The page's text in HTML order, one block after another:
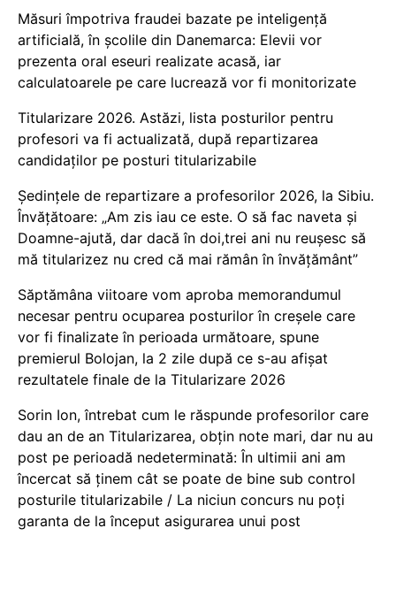
Măsuri împotriva fraudei bazate pe inteligență
artificială, în școlile din Danemarca: Elevii vor
prezenta oral eseuri realizate acasă, iar
calculatoarele pe care lucrează vor fi monitorizate
Titularizare 2026. Astăzi, lista posturilor pentru
profesori va fi actualizată, după repartizarea
candidaților pe posturi titularizabile
Ședințele de repartizare a profesorilor 2026, la Sibiu.
Învățătoare: „Am zis iau ce este. O să fac naveta și
Doamne-ajută, dar dacă în doi,trei ani nu reușesc să
mă titularizez nu cred că mai rămân în învățământ”
Săptămâna viitoare vom aproba memorandumul
necesar pentru ocuparea posturilor în creșele care
vor fi finalizate în perioada următoare, spune
premierul Bolojan, la 2 zile după ce s-au afișat
rezultatele finale de la Titularizare 2026
Sorin Ion, întrebat cum le răspunde profesorilor care
dau an de an Titularizarea, obțin note mari, dar nu au
post pe perioadă nedeterminată: În ultimii ani am
încercat să ținem cât se poate de bine sub control
posturile titularizabile / La niciun concurs nu poți
garanta de la început asigurarea unui post